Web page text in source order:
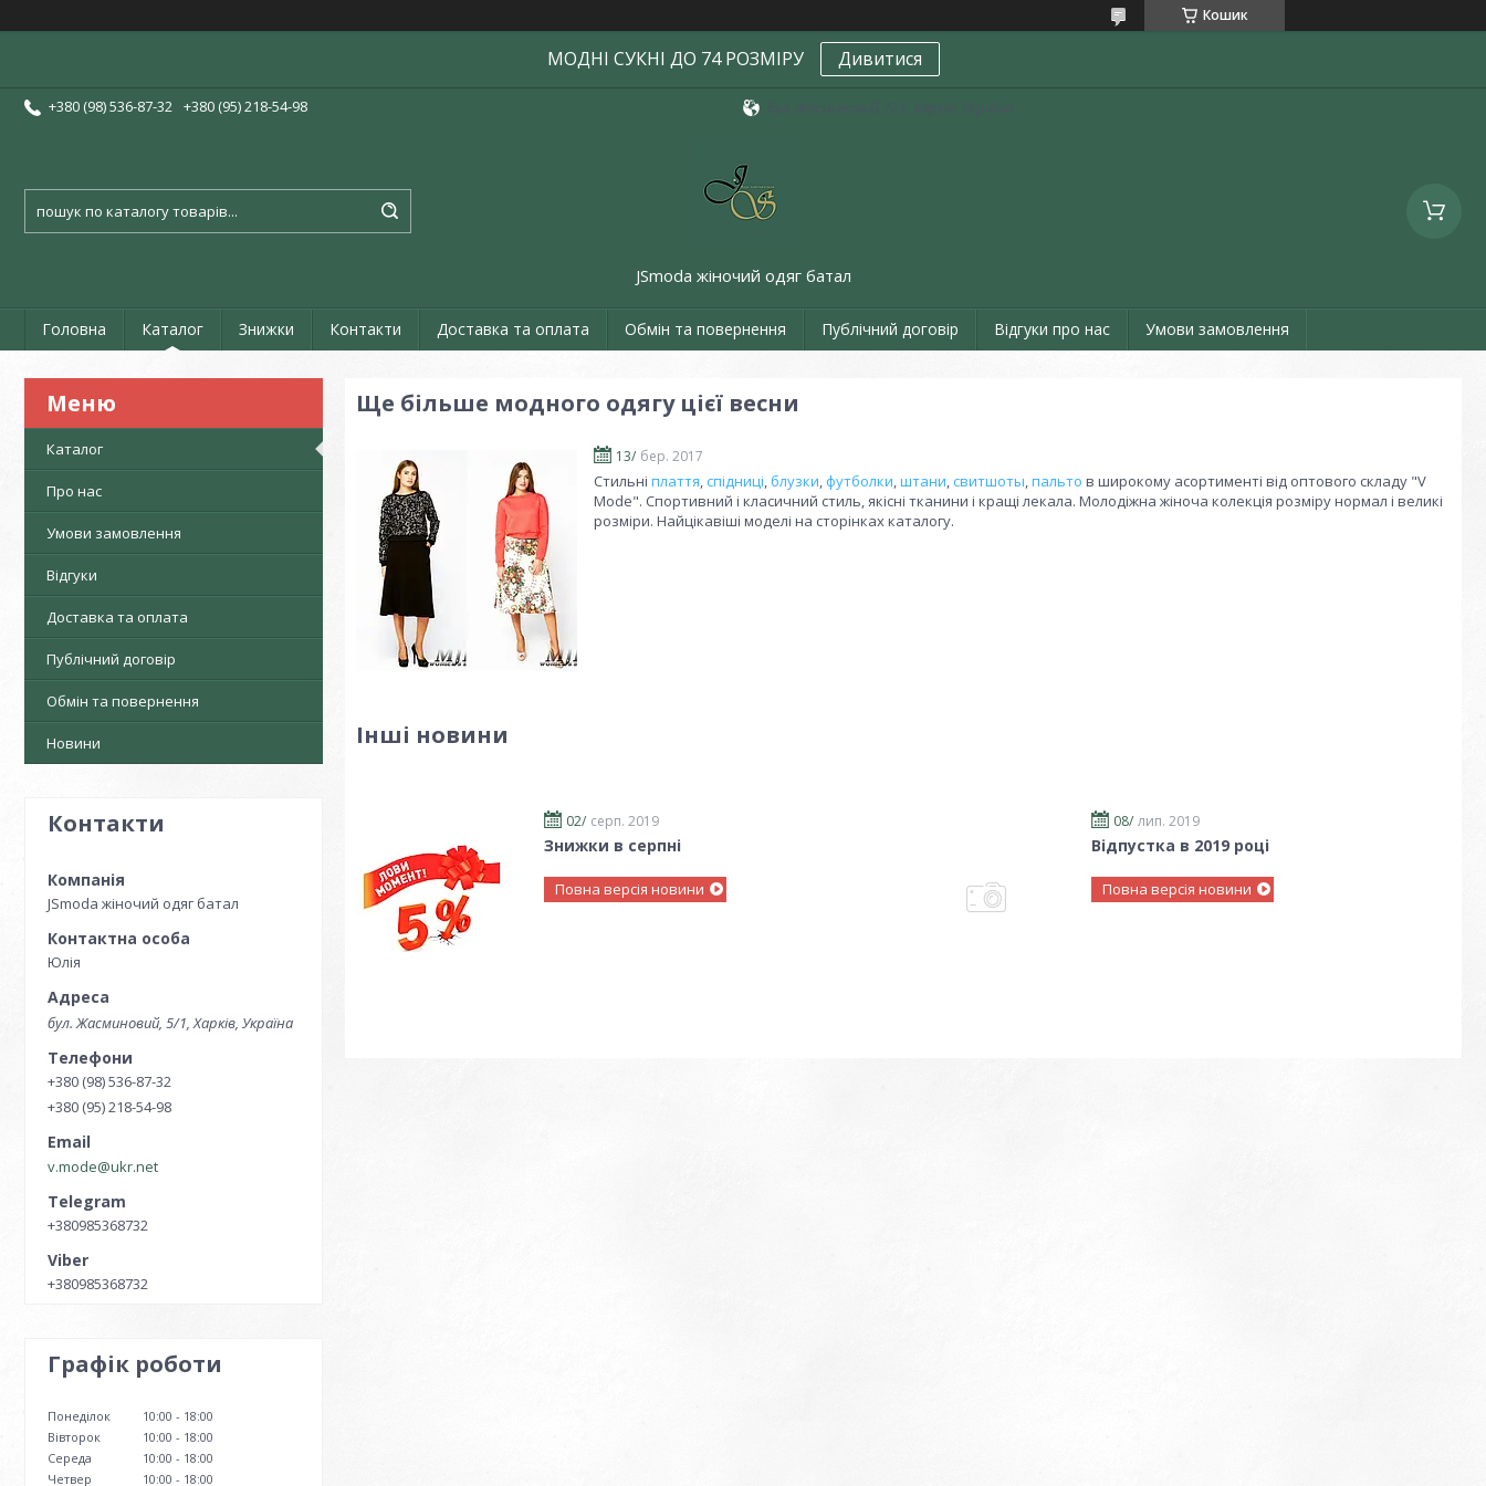
Кошик
МОДНІ СУКНІ ДО 74 РОЗМІРУ Дивитися
+380 (98) 536-87-32 +380 (95) 218-54-98
JSmoda жіночий одяг батал
Головна Каталог Знижки Контакти Доставка та оплата Обмін та повернення Публічний договір Відгуки про нас Умови замовлення
Каталог
Про нас
Умови замовлення
Відгуки
Доставка та оплата
Публічний договір
Обмін та повернення
Новини
Контакти
JSmoda жіночий одяг батал
Юлія
бул. Жасминовий, 5/1, Харків, Україна
+380 (98) 536-87-32
+380 (95) 218-54-98
v.mode@ukr.net
+380985368732
+380985368732
Графік роботи
Понеділок 10:00
18:00
Вівторок
10:00
18:00
Середа
10:00
18:00
Четвер
10:00 18:00
Ще більше модного одягу цієї весни
13/ бер. 2017
Стильні плаття,спідниці,блузки,футболки,штани,свитшоты,пальто в широкому асортименті від оптового складу "V
Mode". Спортивний і класичний стиль, якісні тканини і кращі лекала. Молодіжна жіноча колекція розміру нормал і великі
розміри. Найцікавіші моделі на сторінках каталогу.
Інші новини
02/ серп. 2019
Знижки в серпні
Повна версія новини
08/ лип. 2019
Відпустка в 2019 році
Повна версія новини